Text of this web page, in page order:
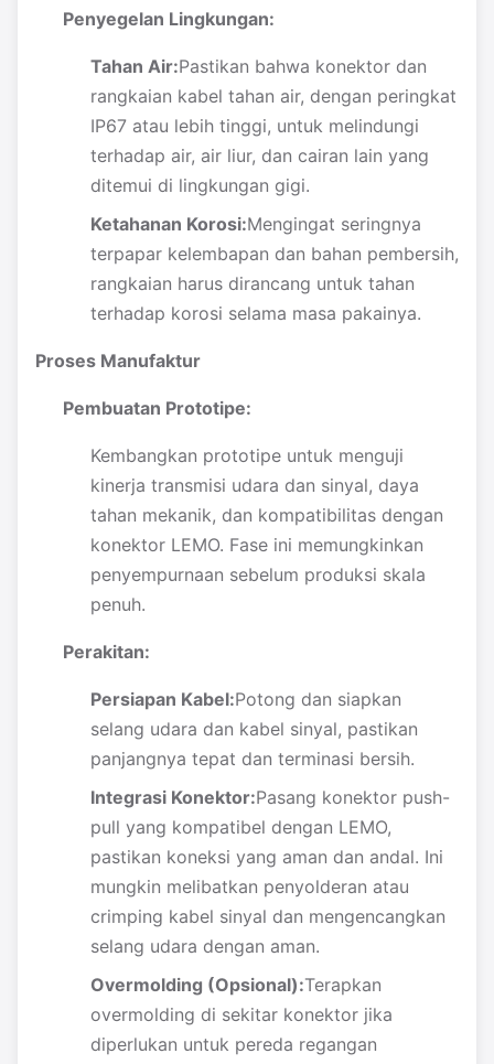
Penyegelan Lingkungan:
Tahan Air:Pastikan bahwa konektor dan
rangkaian kabel tahan air, dengan peringkat
IP67 atau lebih tinggi, untuk melindungi
terhadap air, air liur, dan cairan lain yang
ditemui di lingkungan gigi.
Ketahanan Korosi:Mengingat seringnya
terpapar kelembapan dan bahan pembersih,
rangkaian harus dirancang untuk tahan
terhadap korosi selama masa pakainya.
Proses Manufaktur
Pembuatan Prototipe:
Kembangkan prototipe untuk menguji
kinerja transmisi udara dan sinyal, daya
tahan mekanik, dan kompatibilitas dengan
konektor LEMO. Fase ini memungkinkan
penyempurnaan sebelum produksi skala
penuh.
Perakitan:
Persiapan Kabel:Potong dan siapkan
selang udara dan kabel sinyal, pastikan
panjangnya tepat dan terminasi bersih.
Integrasi Konektor:Pasang konektor push-
pull yang kompatibel dengan LEMO,
pastikan koneksi yang aman dan andal. Ini
mungkin melibatkan penyolderan atau
crimping kabel sinyal dan mengencangkan
selang udara dengan aman.
Overmolding (Opsional):Terapkan
overmolding di sekitar konektor jika
diperlukan untuk pereda regangan